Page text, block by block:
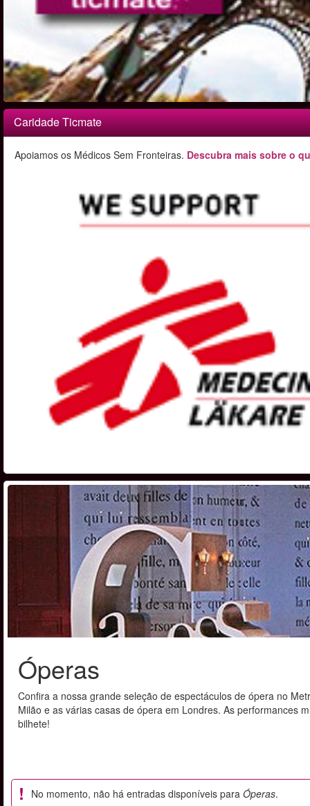
Caridade Ticmate
Apoiamos os Médicos Sem Fronteiras. Descubra mais sobre o
Óperas
Confira a nossa grande seleção de espectáculos de ópera no
Milão e as várias casas de ópera em Londres. As performances
bilhete!
No momento, não há entradas disponíveis para Óperas.